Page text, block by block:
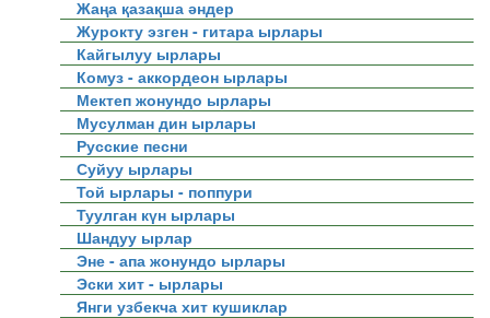
Жаңа қазақша әндер
Журокту эзген - гитара ырлары
Кайгылуу ырлары
Комуз - аккордеон ырлары
Мектеп жонундо ырлары
Мусулман дин ырлары
Русские песни
Суйуу ырлары
Той ырлары - поппури
Туулган күн ырлары
Шандуу ырлар
Эне - апа жонундо ырлары
Эски хит - ырлары
Янги узбекча хит кушиклар